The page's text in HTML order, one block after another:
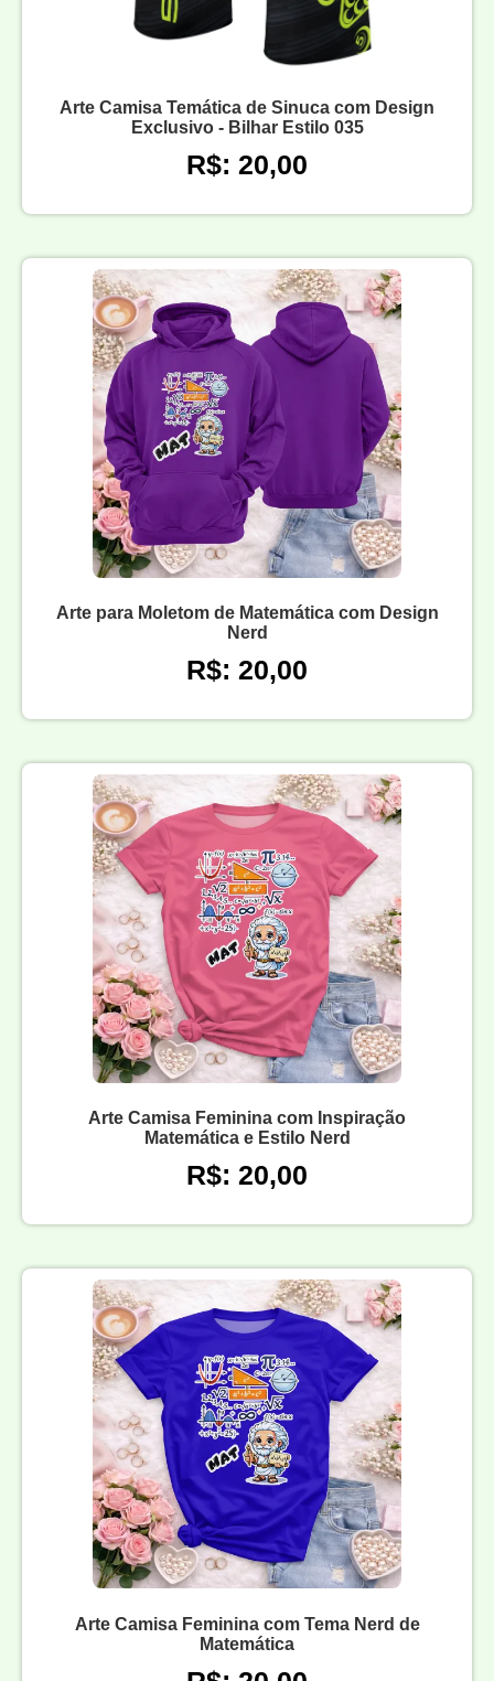
Arte Camisa Temática de Sinuca com Design
Exclusivo - Bilhar Estilo 035
R$: 20,00
Arte para Moletom de Matemática com Design
Nerd
R$: 20,00
Arte Camisa Feminina com Inspiração
Matemática e Estilo Nerd
R$: 20,00
Arte Camisa Feminina com Tema Nerd de
Matemática